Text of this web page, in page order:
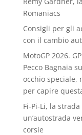
Romaniacs
Consigli per gli
con il cambio
MotoGP 2026.
Pecco Bagnaia
occhio speciale,
per capire
Fi-Pi-Li, la
un’autostrada
corsie